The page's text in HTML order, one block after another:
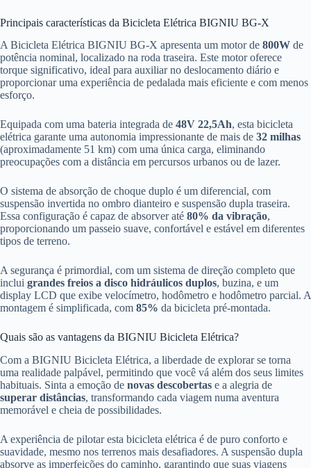
Principais características da Bicicleta Elétrica BIGNIU BG-X
A Bicicleta Elétrica BIGNIU BG-X apresenta um motor de 800W de
potência nominal, localizado na roda traseira. Este motor oferece
torque significativo, ideal para auxiliar no deslocamento diário e
proporcionar uma experiência de pedalada mais eficiente e com menos
esforço.
Equipada com uma bateria integrada de 48V 22,5Ah, esta bicicleta
elétrica garante uma autonomia impressionante de mais de 32 milhas
(aproximadamente 51 km) com uma única carga, eliminando
preocupações com a distância em percursos urbanos ou de lazer.
O sistema de absorção de choque duplo é um diferencial, com
suspensão invertida no ombro dianteiro e suspensão dupla traseira.
Essa configuração é capaz de absorver até 80% da vibração,
proporcionando um passeio suave, confortável e estável em diferentes
tipos de terreno.
A segurança é primordial, com um sistema de direção completo que
inclui grandes freios a disco hidráulicos duplos, buzina, e um
display LCD que exibe velocímetro, hodômetro e hodômetro parcial. A
montagem é simplificada, com 85% da bicicleta pré-montada.
Quais são as vantagens da BIGNIU Bicicleta Elétrica?
Com a BIGNIU Bicicleta Elétrica, a liberdade de explorar se torna
uma realidade palpável, permitindo que você vá além dos seus limites
habituais. Sinta a emoção de novas descobertas e a alegria de
superar distâncias, transformando cada viagem numa aventura
memorável e cheia de possibilidades.
A experiência de pilotar esta bicicleta elétrica é de puro conforto e
suavidade, mesmo nos terrenos mais desafiadores. A suspensão dupla
absorve as imperfeições do caminho, garantindo que suas viagens